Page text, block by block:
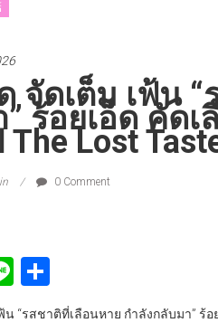
จัดเต็ม เฟ้น
ร้อยเอ็ด คัด
Lost
0 Comment
Line
น “รสชาติที่เลือนหาย กำลังกลับมา” ร้